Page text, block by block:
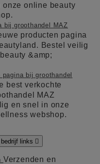
online beauty
bij groothandel MAZ
producten pagina
Bestel veilig
&amp;
bij groothandel
best verkochte
MAZ
en snel in onze
webshop.
links 
Verzenden en